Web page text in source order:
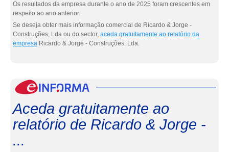
Os resultados da empresa durante o ano de 2025 foram crescentes em
respeito ao ano anterior.
Se deseja obter mais informação comercial de Ricardo & Jorge -
Construções, Lda ou do sector, aceda gratuitamente ao relatório da
empresa Ricardo & Jorge - Construções, Lda.
Aceda gratuitamente ao
relatório de Ricardo & Jorge -
...